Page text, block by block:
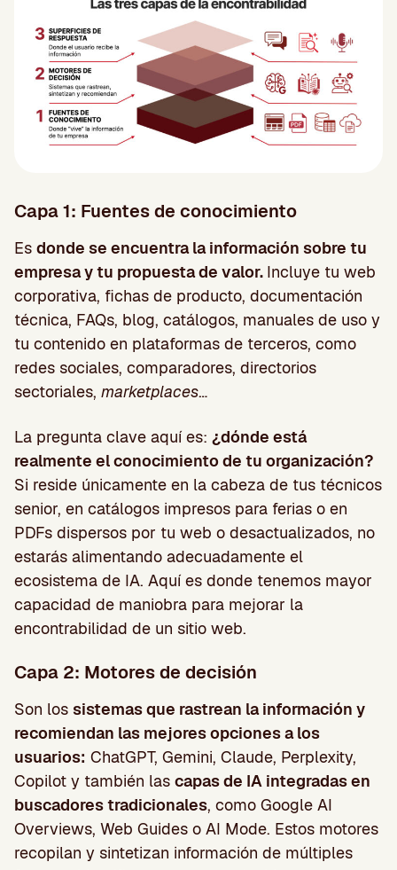
Capa 1: Fuentes de conocimiento
Es donde se encuentra la información sobre tu
empresa y tu propuesta de valor. Incluye tu web
corporativa, fichas de producto, documentación
técnica, FAQs, blog, catálogos, manuales de uso y
tu contenido en plataformas de terceros, como
redes sociales, comparadores, directorios
sectoriales, marketplaces…
La pregunta clave aquí es: ¿dónde está
realmente el conocimiento de tu organización?
Si reside únicamente en la cabeza de tus técnicos
senior, en catálogos impresos para ferias o en
PDFs dispersos por tu web o desactualizados, no
estarás alimentando adecuadamente el
ecosistema de IA. Aquí es donde tenemos mayor
capacidad de maniobra para mejorar la
encontrabilidad de un sitio web.
Capa 2: Motores de decisión
Son los sistemas que rastrean la información y
recomiendan las mejores opciones a los
usuarios: ChatGPT, Gemini, Claude, Perplexity,
Copilot y también las capas de IA integradas en
buscadores tradicionales, como Google AI
Overviews, Web Guides o AI Mode. Estos motores
recopilan y sintetizan información de múltiples